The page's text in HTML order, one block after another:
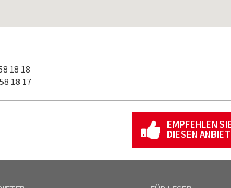
18 18
18 17
EMPFEHLEN
DIESEN